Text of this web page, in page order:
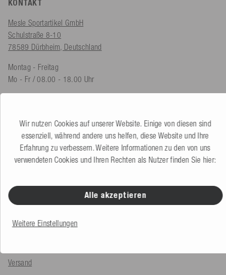
KONTAKT
Mesle Sportartikel GmbH
Schulstraße 8-10
78589 Dürbheim, Deutschland
Montag - Freitag
Mo - Fr / 08.00 - 18.00 Uhr
Produktberatung
+49 (0) 7424 60213 60
Kundenservice
+49 (0) 7424 60213 50
Zum Kontaktformular
SERVICE & INFOS
Bestellung
Versand
Wir nutzen Cookies auf unserer Website. Einige von diesen sind
essenziell, während andere uns helfen, diese Website und Ihre
Erfahrung zu verbessern. Weitere Informationen zu den von uns
verwendeten Cookies und Ihren Rechten als Nutzer finden Sie hier:
Alle akzeptieren
Weitere Einstellungen